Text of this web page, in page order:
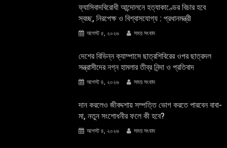
ফ্যাসিবাদবিরোধী আন্দোলনে হত্যাকাণ্ডের বিচার হবে
স্বচ্ছ, নিরপেক্ষ ও বিশ্বাসযোগ্য : প্রধানমন্ত্রী
আগস্ট ৫, ২০২৬ সময় সংবাদ
দেশের বিভিন্ন ক্যাম্পাসে ছাত্রশিবিরের ওপর ছাত্রদল
সন্ত্রাসীদের নগ্ন হামলার তীব্র নিন্দা ও প্রতিবাদ
আগস্ট ৪, ২০২৬ সময় সংবাদ
দান করলেও জীবদ্দশায় সম্পত্তি ভোগ করতে পারবেন বাবা-
মা, নতুন সংশোধনীর ফলে কী হবে?
আগস্ট ৪, ২০২৬ সময় সংবাদ